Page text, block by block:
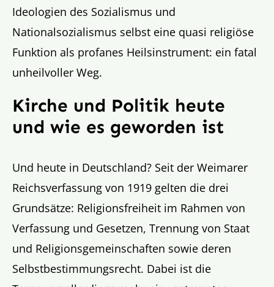
Ideologien des Sozialismus und
Nationalsozialismus selbst eine quasi religiöse
Funktion als profanes Heilsinstrument: ein fatal
unheilvoller Weg.
Kirche und Politik heute
und wie es geworden ist
Und heute in Deutschland? Seit der Weimarer
Reichsverfassung von 1919 gelten die drei
Grundsätze: Religionsfreiheit im Rahmen von
Verfassung und Gesetzen, Trennung von Staat
und Religionsgemeinschaften sowie deren
Selbstbestimmungsrecht. Dabei ist die